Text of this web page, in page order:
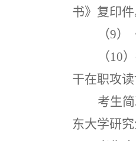
书》复印
（9）
（10
干在职攻
考生
东大学研